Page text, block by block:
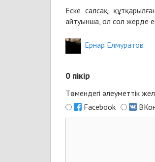
Еске салсақ,
айтуынша, ол сол жерде
Ернар Елмуратов
0 пікір
Төмендегі әлеуметтік
Facebook